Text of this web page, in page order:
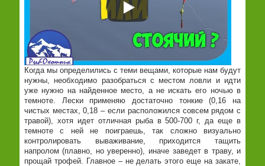
Когда мы определились с теми вещами, которые нам будут
нужны, необходимо разобраться с местом ловли и идти
уже нужно на найденное место, а не искать его ночью в
темноте. Лески применяю достаточно тонкие (0,16 на
чистых местах, 0,18 – если расположился совсем рядом с
травой), хотя идет отличная рыба в 500-700 г, да еще в
темноте с ней не поиграешь, так сложно визуально
контролировать вываживание, приходится тащить
напролом (плавно, но уверенно), иначе заведет в траву, и
прощай трофей. Главное – не делать этого еще на закате,